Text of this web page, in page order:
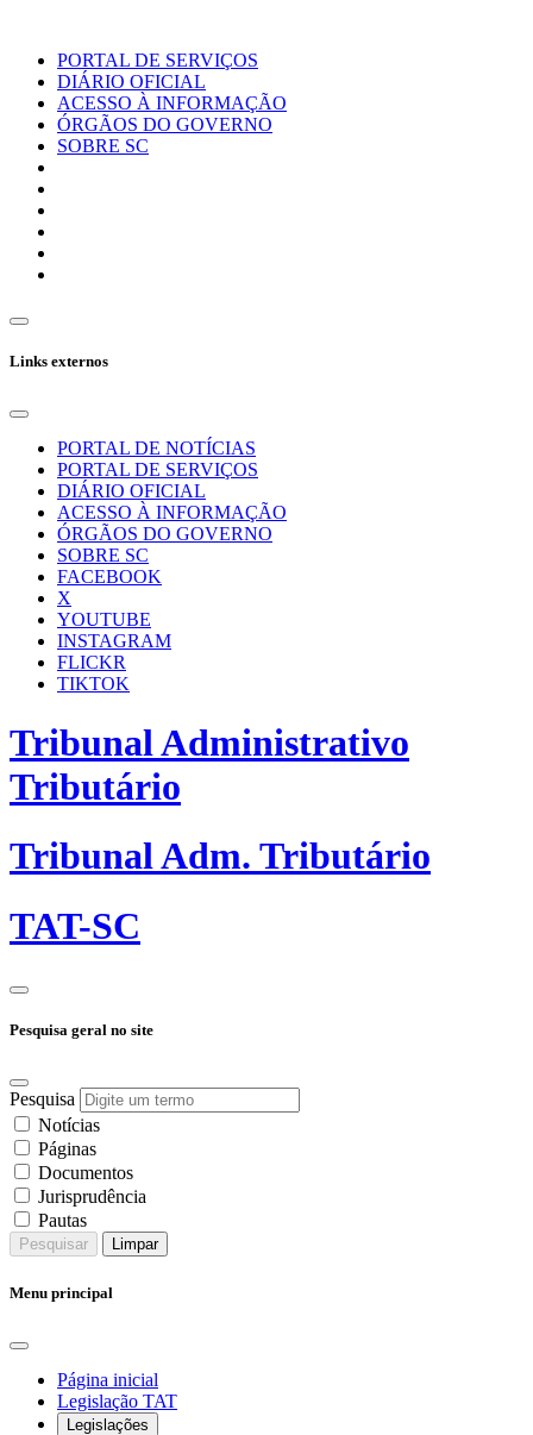
PORTAL DE SERVIÇOS
DIÁRIO OFICIAL
ACESSO À INFORMAÇÃO
ÓRGÃOS DO GOVERNO
SOBRE SC
Links externos
PORTAL DE NOTÍCIAS
PORTAL DE SERVIÇOS
DIÁRIO OFICIAL
ACESSO À INFORMAÇÃO
ÓRGÃOS DO GOVERNO
SOBRE SC
FACEBOOK
X
YOUTUBE
INSTAGRAM
FLICKR
TIKTOK
Tribunal Administrativo
Tributário
Tribunal Adm. Tributário
TAT-SC
Pesquisa geral no site
Pesquisa
Notícias
Páginas
Documentos
Jurisprudência
Pautas
Pesquisar Limpar
Menu principal
Página inicial
Legislação TAT
Legislações